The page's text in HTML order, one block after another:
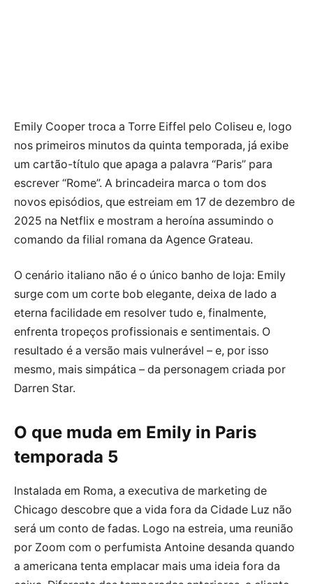
Emily Cooper troca a Torre Eiffel pelo Coliseu e, logo
nos primeiros minutos da quinta temporada, já exibe
um cartão-título que apaga a palavra “Paris” para
escrever “Rome”. A brincadeira marca o tom dos
novos episódios, que estreiam em 17 de dezembro de
2025 na Netflix e mostram a heroína assumindo o
comando da filial romana da Agence Grateau.
O cenário italiano não é o único banho de loja: Emily
surge com um corte bob elegante, deixa de lado a
eterna facilidade em resolver tudo e, finalmente,
enfrenta tropeços profissionais e sentimentais. O
resultado é a versão mais vulnerável – e, por isso
mesmo, mais simpática – da personagem criada por
Darren Star.
O que muda em Emily in Paris
temporada 5
Instalada em Roma, a executiva de marketing de
Chicago descobre que a vida fora da Cidade Luz não
será um conto de fadas. Logo na estreia, uma reunião
por Zoom com o perfumista Antoine desanda quando
a americana tenta emplacar mais uma ideia fora da